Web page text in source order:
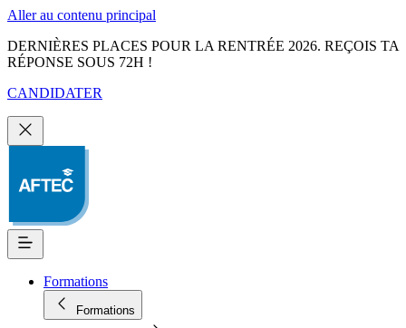
Aller au contenu principal
DERNIÈRES PLACES POUR LA RENTRÉE 2026. REÇOIS TA
RÉPONSE SOUS 72H !
CANDIDATER
Formations
Formations